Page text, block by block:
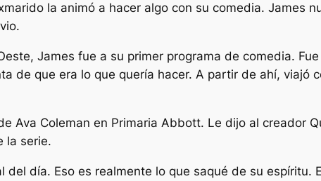
la animó a hacer algo con su comedia. James
James fue a su primer programa de comedia.
de que era lo que quería hacer. A partir de ahí, viajó
Ava Coleman en Primaria Abbott. Le dijo al creador
la serie.
del día. Eso es realmente lo que saqué de su espíritu.